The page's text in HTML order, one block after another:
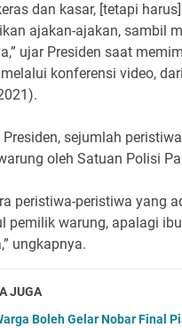
dan kasar, [tetapi
ajakan-ajakan, sambil
ujar Presiden saat
melalui konferensi video,
Presiden, sejumlah
oleh Satuan Polisi
peristiwa-peristiwa yang
pemilik warung, apalagi
ungkapnya.
JUGA
Boleh Gelar Nobar Final